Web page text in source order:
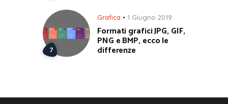
Grafica 1 Giugno 2019
Formati grafici JPG, GIF,
PNG e BMP, ecco le
differenze